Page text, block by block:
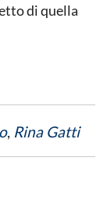
di quella
, Rina Gatti